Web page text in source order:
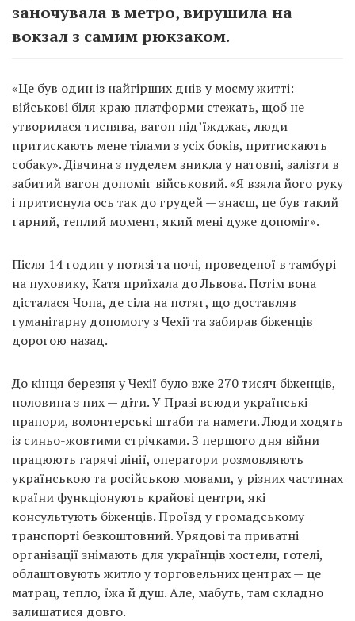
заночувала в метро, ​​вирушила на
вокзал з самим рюкзаком.
«Це був один із найгірших днів у моєму житті:
військові біля краю платформи стежать, щоб не
утворилася тиснява, вагон під’їжджає, люди
притискають мене тілами з усіх боків, притискають
собаку». Дівчина з пуделем зникла у натовпі, залізти в
забитий вагон допоміг військовий. «Я взяла його руку
і притиснула ось так до грудей — знаєш, це був такий
гарний, теплий момент, який мені дуже допоміг».
Після 14 годин у потязі та ночі, проведеної в тамбурі
на пуховику, Катя приїхала до Львова. Потім вона
дісталася Чопа, де сіла на потяг, що доставляв
гуманітарну допомогу з Чехії та забирав біженців
дорогою назад.
До кінця березня у Чехії було вже 270 тисяч біженців,
половина з них — діти. У Празі всюди українські
прапори, волонтерські штаби та намети. Люди ходять
із синьо-жовтими стрічками. З першого дня війни
працюють гарячі лінії, оператори розмовляють
українською та російською мовами, у різних частинах
країни функціонують крайові центри, які
консультують біженців. Проїзд у громадському
транспорті безкоштовний. Урядові та приватні
організації знімають для українців хостели, готелі,
облаштовують житло у торговельних центрах — це
матрац, тепло, їжа й душ. Але, мабуть, там складно
залишатися довго.